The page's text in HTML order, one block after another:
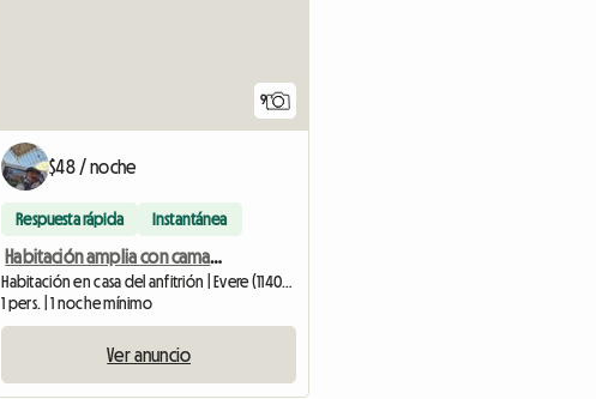
9
$48 / noche
Respuesta rápida Instantánea
Habitación amplia con cama doble y escritorio
1 pers. | 1 noche mínimo
Ver anuncio